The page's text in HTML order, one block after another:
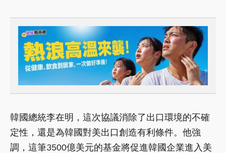
韓國總統李在明，這次協議消除了出口環境的不確
定性，還是為韓國對美出口創造有利條件。他強
調，這筆3500億美元的基金將促進韓國企業進入美